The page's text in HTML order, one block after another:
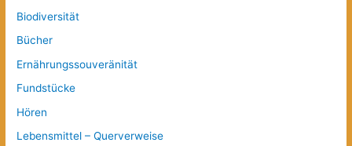
Biodiversität
Bücher
Ernährungssouveränität
Fundstücke
Hören
Lebensmittel – Querverweise